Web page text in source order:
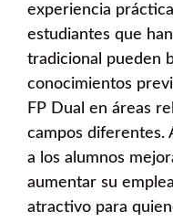
experiencia
estudiantes que
tradicional pueden
conocimientos
FP Dual en áreas
campos diferentes.
a los alumnos
aumentar su
atractivo para